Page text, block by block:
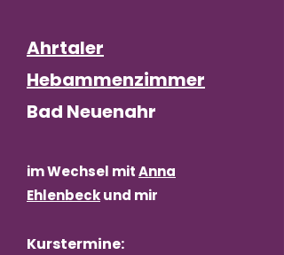
Ahrtaler
Hebammenzimmer
Bad Neuenahr
im Wechsel mitAnna
Ehlenbeckund mir
Kurstermine: